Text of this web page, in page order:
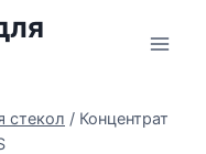
стекол / Концентрат